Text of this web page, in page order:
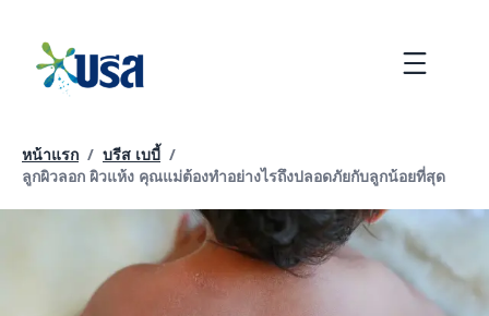
เนื้อหา
หน้าแรก / บรีส เบบี้ /
หน้าปัจจุบัน:
ลูกผิวลอก ผิวแห้ง คุณแม่ต้องทำอย่างไรถึงปลอดภัยกับลูกน้อยที่สุด